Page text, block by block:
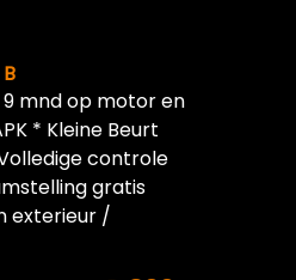
9 mnd op motor en
* Kleine Beurt
controle
gratis
exterieur /